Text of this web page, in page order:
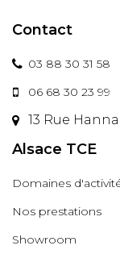
Contact
03 88 30 31 58
06 68 30 23 99
13 Rue
Alsace TCE
Domaines
Nos prestations
Showroom